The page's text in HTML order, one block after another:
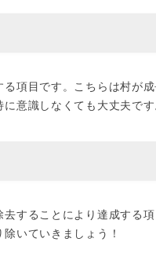
項目です。こちらは村が
意識しなくても大丈夫で
することにより達成する
いていきましょう！